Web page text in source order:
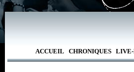
ACCUEIL CHRONIQUES LIVE-